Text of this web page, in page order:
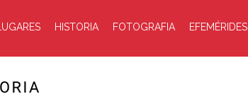
LUGARES HISTORIA FOTOGRAFIA EFEMÉRIDES